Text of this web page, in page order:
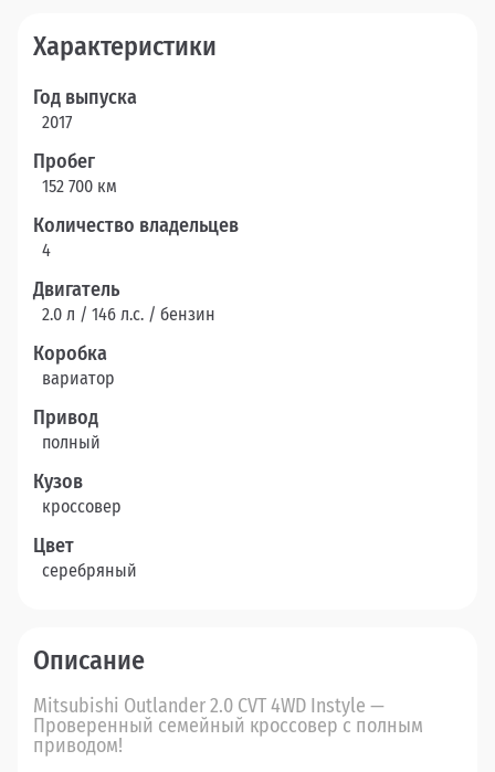
Характеристики
Год выпуска
2017
Пробег
152 700 км
Количество владельцев
4
Двигатель
2.0 л / 146 л.c. / бензин
Коробка
вариатор
Привод
полный
Кузов
кроссовер
Цвет
серебряный
Описание
Mitsubishi Outlander 2.0 CVT 4WD Instyle —
Проверенный семейный кроссовер с полным
приводом!